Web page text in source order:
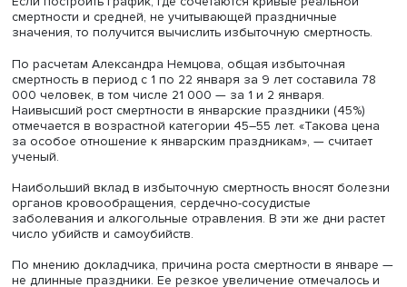
смертности появилась возможность изучить ее общую
динамику и динамику смертей по разным причинам.
Александр Немцов пояснил, что изучал смертность и ее
причины в период с января 2011-го по январь 2019
среднем за год умирали 2 млн человек, или около
человек в день. В январе каждого года отмечался пик
смертности. Эта картина соответствует динамике
случайного отравления алкоголем, что, полагает
Существенно меньшие пики отмечаются 23 февраля, 8
и 9 мая.
Если построить график, где сочетаются кривые
смертности и средней, не учитывающей праздничные
значения, то получится вычислить избыточную